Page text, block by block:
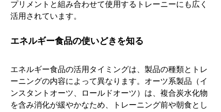
プリメントと組み合わせて使用するトレーニーにも広く
活用されています。
エネルギー食品の使いどきを知る
エネルギー食品の活用タイミングは、製品の種類とトレ
ーニングの内容によって異なります。オーツ系製品（イ
ンスタントオーツ、ロールドオーツ）は、複合炭水化物
を含み消化が緩やかなため、トレーニング前や朝食とし